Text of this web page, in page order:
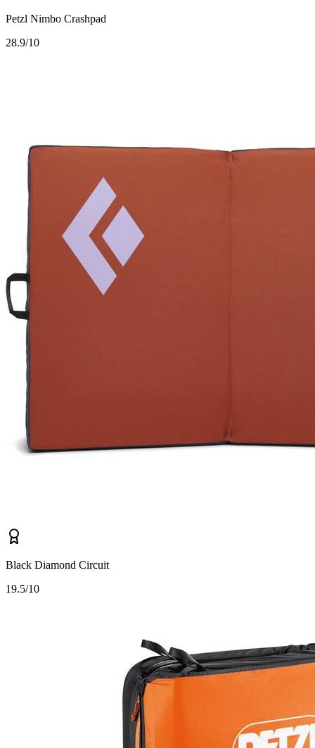
Petzl Nimbo Crashpad
28.9/10
Black Diamond Circuit
19.5/10